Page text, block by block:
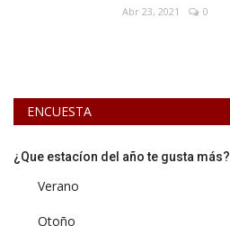
Abr 23, 2021 0
ENCUESTA
¿Que estacíon del año te gusta más?
Verano
Otoño